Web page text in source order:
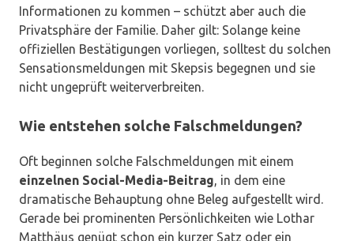
Informationen zu kommen – schützt aber auch die
Privatsphäre der Familie. Daher gilt: Solange keine
offiziellen Bestätigungen vorliegen, solltest du solchen
Sensationsmeldungen mit Skepsis begegnen und sie
nicht ungeprüft weiterverbreiten.
Wie entstehen solche Falschmeldungen?
Oft beginnen solche Falschmeldungen mit einem
einzelnen Social-Media-Beitrag, in dem eine
dramatische Behauptung ohne Beleg aufgestellt wird.
Gerade bei prominenten Persönlichkeiten wie Lothar
Matthäus genügt schon ein kurzer Satz oder ein